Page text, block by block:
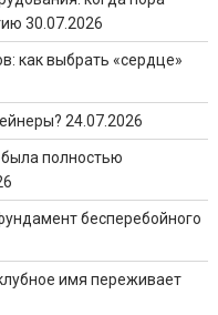
30.07.2026
как выбрать «сердце»
24.07.2026
полностью
бесперебойного
имя переживает